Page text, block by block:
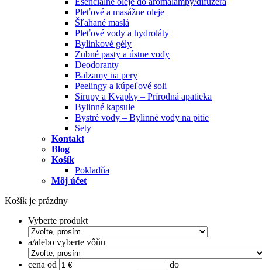
Pleťové a masážne oleje
Šľahané maslá
Pleťové vody a hydroláty
Bylinkové gély
Zubné pasty a ústne vody
Deodoranty
Balzamy na pery
Peelingy a kúpeľové soli
Sirupy a Kvapky – Prírodná apatieka
Bylinné kapsule
Bystré vody – Bylinné vody na pitie
Sety
Kontakt
Blog
Košík
Pokladňa
Môj účet
Košík je prázdny
Vyberte produkt
a/alebo vyberte vôňu
cena od
do